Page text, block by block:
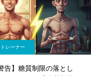
トレーナー
告】糖質制限の落とし